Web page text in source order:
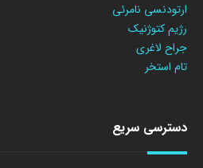
ارتودنسی نامرئی
رژیم کتوژنیک
جراح لاغری
تام استخر
دسترسی سریع